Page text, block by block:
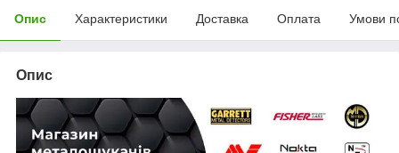
Опис Характеристики Доставка Оплата Умови
Опис